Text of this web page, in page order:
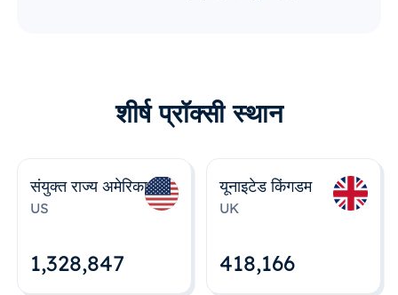
शीर्ष प्रॉक्सी स्थान
संयुक्त राज्य अमेरिका
US
1,328,848
यूनाइटेड किंगडम
UK
418,167